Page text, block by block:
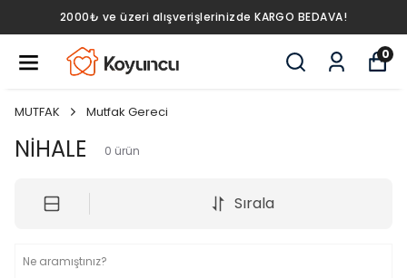
2000₺ ve üzeri alışverişlerinizde KARGO BEDAVA!
0
MUTFAK Mutfak Gereci
NİHALE 0 ürün
Sırala